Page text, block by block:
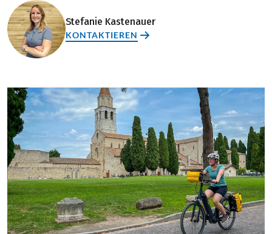
Stefanie Kastenauer
KONTAKTIEREN